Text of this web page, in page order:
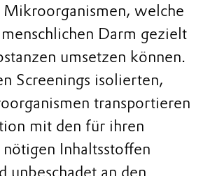
Mikroorganismen, welche
Darm gezielt
umsetzen können.
Screenings isolierten,
transportieren
mit den für ihren
Inhaltsstoffen
unbeschadet an den